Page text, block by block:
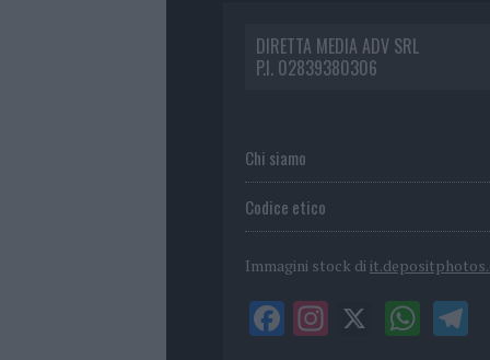
DIRETTA MEDIA ADV SRL
P.I. 02839380306
Chi siamo
Codice etico
Immagini stock di